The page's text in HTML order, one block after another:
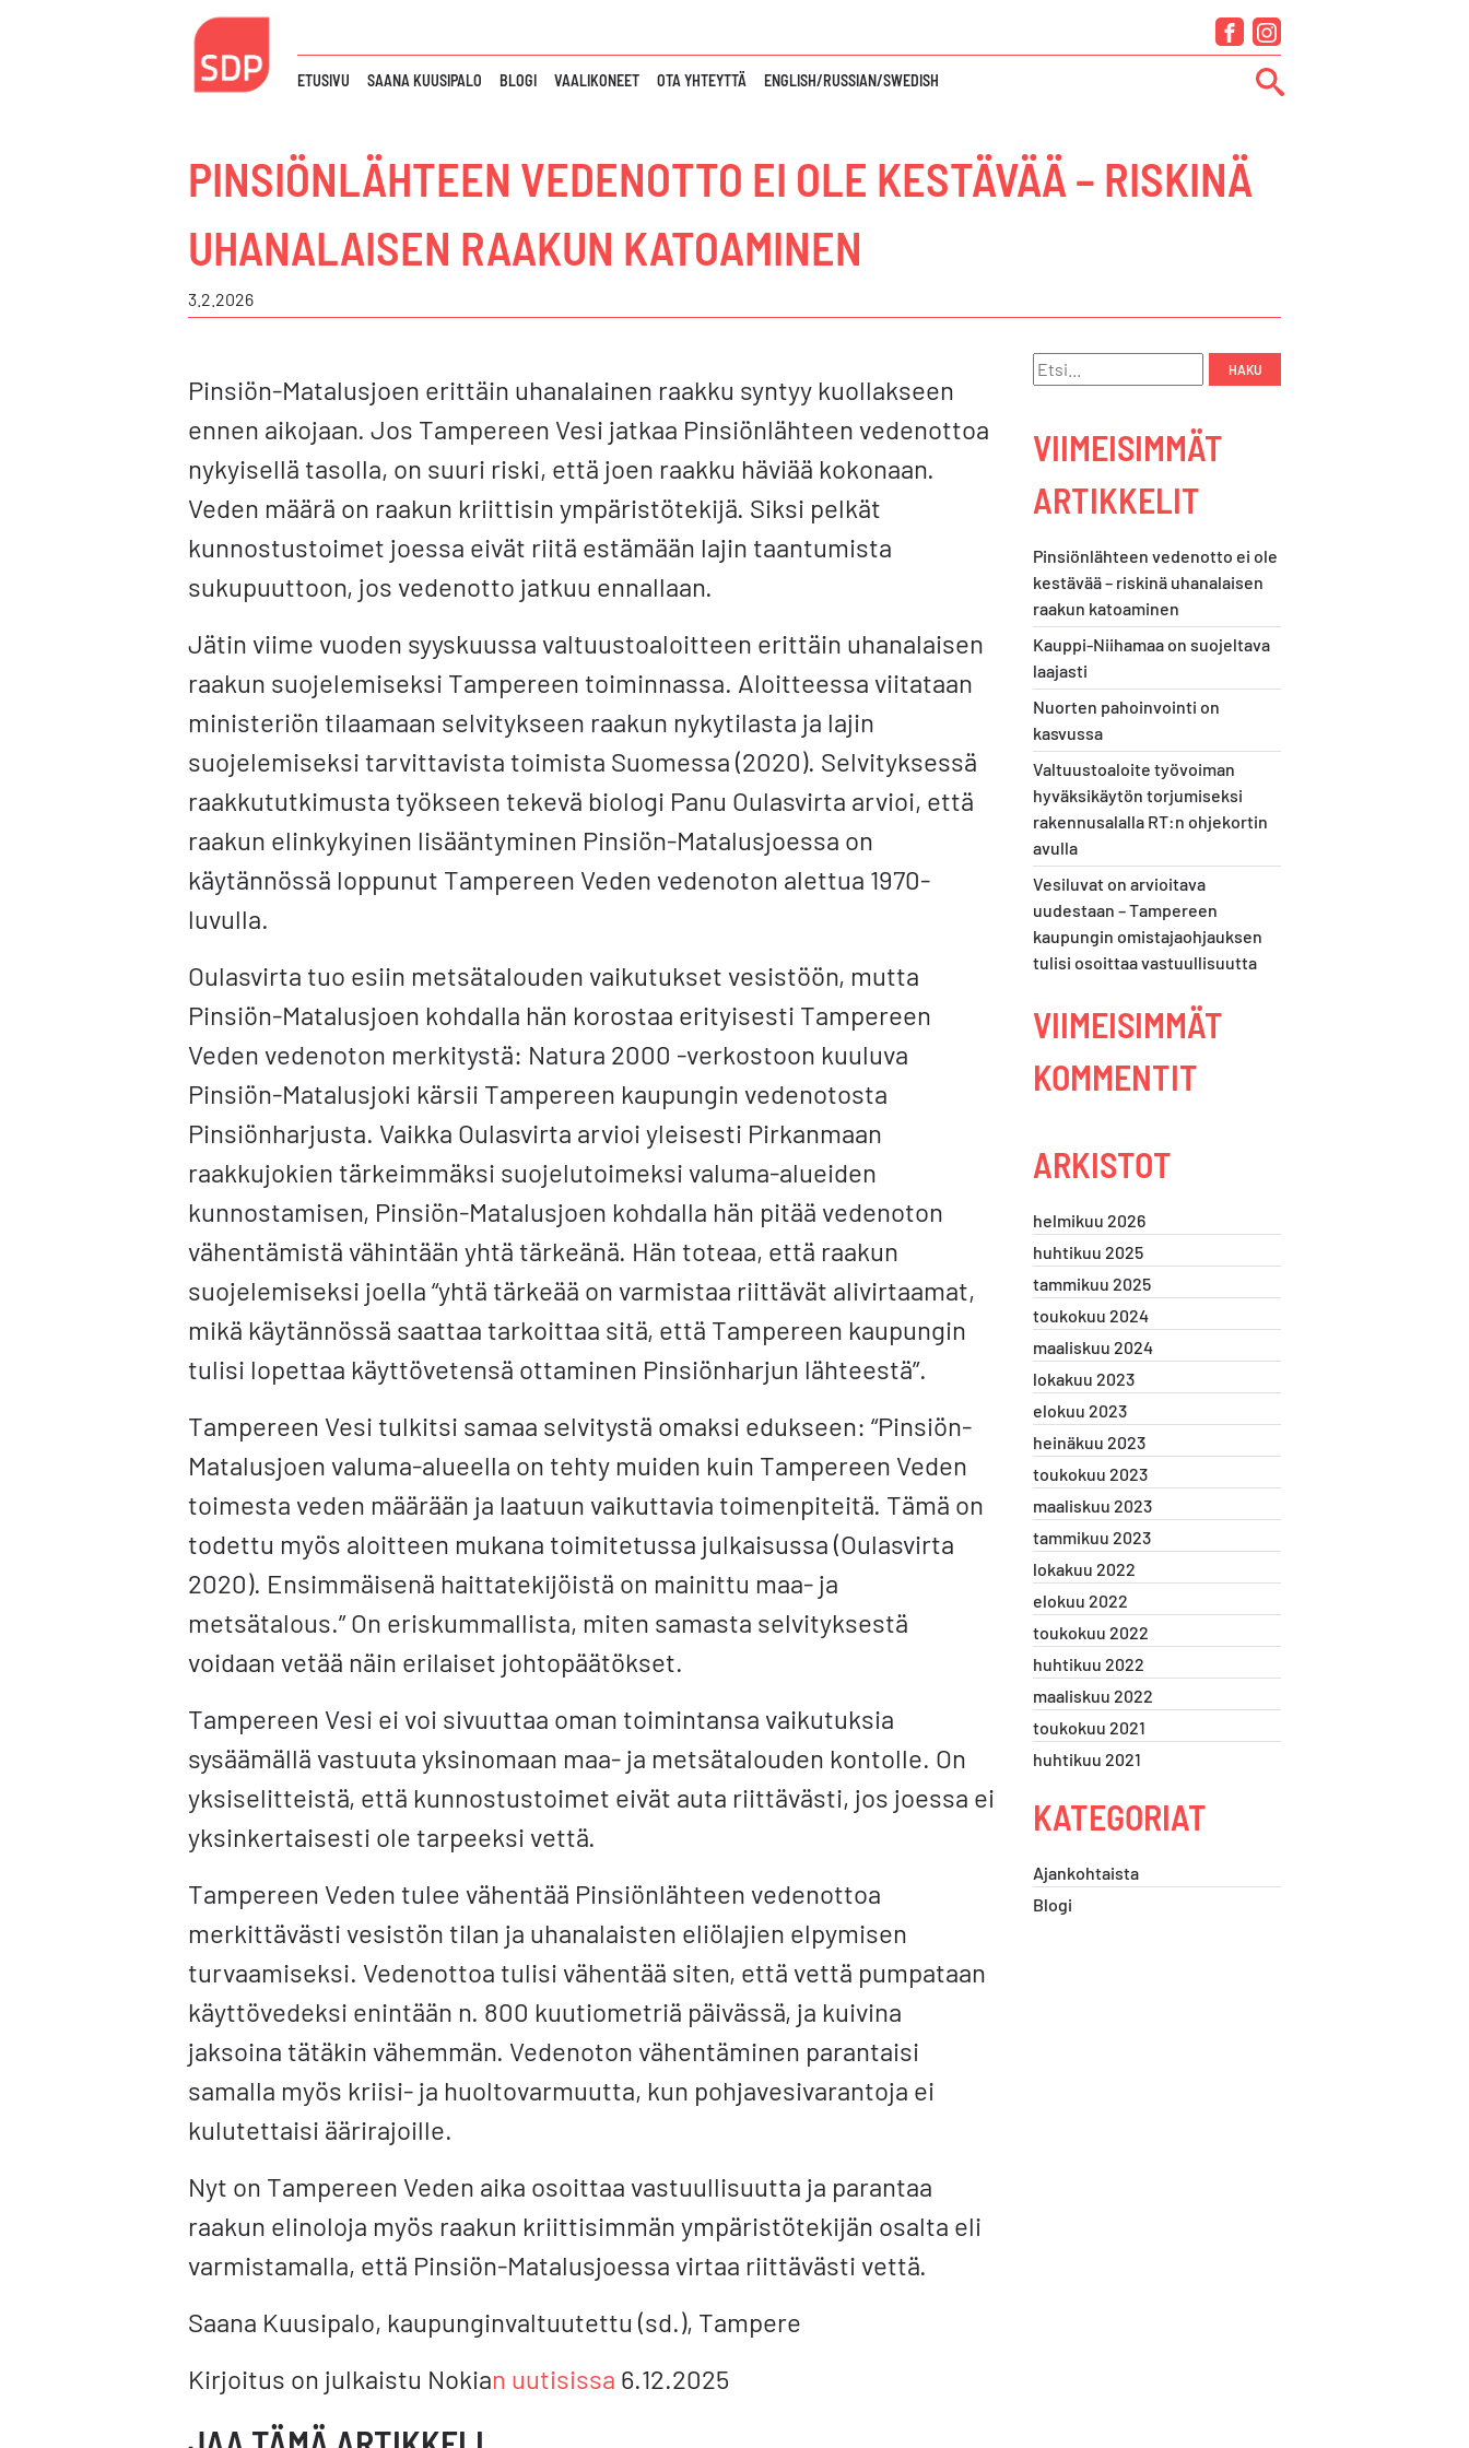
FacebookInstagram
ETUSIVU SAANA KUUSIPALO BLOGI VAALIKONEET OTA YHTEYTTÄ ENGLISH/RUSSIAN/SWEDISH
PINSIÖNLÄHTEEN VEDENOTTO EI OLE KESTÄVÄÄ – RISKINÄ
UHANALAISEN RAAKUN KATOAMINEN
3.2.2026
Pinsiön-Matalusjoen erittäin uhanalainen raakku syntyy kuollakseen
ennen aikojaan. Jos Tampereen Vesi jatkaa Pinsiönlähteen vedenottoa
nykyisellä tasolla, on suuri riski, että joen raakku häviää kokonaan.
Veden määrä on raakun kriittisin ympäristötekijä. Siksi pelkät
kunnostustoimet joessa eivät riitä estämään lajin taantumista
sukupuuttoon, jos vedenotto jatkuu ennallaan.
Jätin viime vuoden syyskuussa valtuustoaloitteen erittäin uhanalaisen
raakun suojelemiseksi Tampereen toiminnassa. Aloitteessa viitataan
ministeriön tilaamaan selvitykseen raakun nykytilasta ja lajin
suojelemiseksi tarvittavista toimista Suomessa (2020). Selvityksessä
raakkututkimusta työkseen tekevä biologi Panu Oulasvirta arvioi, että
raakun elinkykyinen lisääntyminen Pinsiön-Matalusjoessa on
käytännössä loppunut Tampereen Veden vedenoton alettua 1970-
luvulla.
Oulasvirta tuo esiin metsätalouden vaikutukset vesistöön, mutta
Pinsiön-Matalusjoen kohdalla hän korostaa erityisesti Tampereen
Veden vedenoton merkitystä: Natura 2000 -verkostoon kuuluva
Pinsiön-Matalusjoki kärsii Tampereen kaupungin vedenotosta
Pinsiönharjusta. Vaikka Oulasvirta arvioi yleisesti Pirkanmaan
raakkujokien tärkeimmäksi suojelutoimeksi valuma-alueiden
kunnostamisen, Pinsiön-Matalusjoen kohdalla hän pitää vedenoton
vähentämistä vähintään yhtä tärkeänä. Hän toteaa, että raakun
suojelemiseksi joella “yhtä tärkeää on varmistaa riittävät alivirtaamat,
mikä käytännössä saattaa tarkoittaa sitä, että Tampereen kaupungin
tulisi lopettaa käyttövetensä ottaminen Pinsiönharjun lähteestä”.
Tampereen Vesi tulkitsi samaa selvitystä omaksi edukseen: “Pinsiön-
Matalusjoen valuma-alueella on tehty muiden kuin Tampereen Veden
toimesta veden määrään ja laatuun vaikuttavia toimenpiteitä. Tämä on
todettu myös aloitteen mukana toimitetussa julkaisussa (Oulasvirta
2020). Ensimmäisenä haittatekijöistä on mainittu maa- ja
metsätalous.” On eriskummallista, miten samasta selvityksestä
voidaan vetää näin erilaiset johtopäätökset.
Tampereen Vesi ei voi sivuuttaa oman toimintansa vaikutuksia
sysäämällä vastuuta yksinomaan maa- ja metsätalouden kontolle. On
yksiselitteistä, että kunnostustoimet eivät auta riittävästi, jos joessa ei
yksinkertaisesti ole tarpeeksi vettä.
Tampereen Veden tulee vähentää Pinsiönlähteen vedenottoa
merkittävästi vesistön tilan ja uhanalaisten eliölajien elpymisen
turvaamiseksi. Vedenottoa tulisi vähentää siten, että vettä pumpataan
käyttövedeksi enintään n. 800 kuutiometriä päivässä, ja kuivina
jaksoina tätäkin vähemmän. Vedenoton vähentäminen parantaisi
samalla myös kriisi- ja huoltovarmuutta, kun pohjavesivarantoja ei
kulutettaisi äärirajoille.
Nyt on Tampereen Veden aika osoittaa vastuullisuutta ja parantaa
raakun elinoloja myös raakun kriittisimmän ympäristötekijän osalta eli
varmistamalla, että Pinsiön-Matalusjoessa virtaa riittävästi vettä.
Saana Kuusipalo, kaupunginvaltuutettu (sd.), Tampere
Kirjoitus on julkaistu Nokian uutisissa 6.12.2025
Hae:
VIIMEISIMMÄT
ARTIKKELIT
Pinsiönlähteen vedenotto ei ole
kestävää – riskinä uhanalaisen
raakun katoaminen
Kauppi-Niihamaa on suojeltava
laajasti
Nuorten pahoinvointi on
kasvussa
Valtuustoaloite työvoiman
hyväksikäytön torjumiseksi
rakennusalalla RT:n ohjekortin
avulla
Vesiluvat on arvioitava
uudestaan – Tampereen
kaupungin omistajaohjauksen
tulisi osoittaa vastuullisuutta
VIIMEISIMMÄT
KOMMENTIT
ARKISTOT
helmikuu 2026
huhtikuu 2025
tammikuu 2025
toukokuu 2024
maaliskuu 2024
lokakuu 2023
elokuu 2023
heinäkuu 2023
toukokuu 2023
maaliskuu 2023
tammikuu 2023
lokakuu 2022
elokuu 2022
toukokuu 2022
huhtikuu 2022
maaliskuu 2022
toukokuu 2021
huhtikuu 2021
KATEGORIAT
Ajankohtaista
Blogi